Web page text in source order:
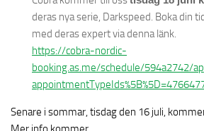
deras nya serie, Darkspeed. Boka din
med deras expert via denna länk.
https://cobra-nordic-
booking.as.me/schedule/594a2742/
Senare i sommar, tisdag den 16 juli,